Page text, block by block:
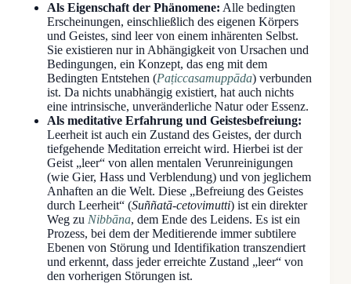
Als Eigenschaft der Phänomene: Alle bedingten
Erscheinungen, einschließlich des eigenen Körpers
und Geistes, sind leer von einem inhärenten Selbst.
Sie existieren nur in Abhängigkeit von Ursachen und
Bedingungen, ein Konzept, das eng mit dem
Bedingten Entstehen (Paṭiccasamuppāda) verbunden
ist. Da nichts unabhängig existiert, hat auch nichts
eine intrinsische, unveränderliche Natur oder Essenz.
Als meditative Erfahrung und Geistesbefreiung:
Leerheit ist auch ein Zustand des Geistes, der durch
tiefgehende Meditation erreicht wird. Hierbei ist der
Geist „leer“ von allen mentalen Verunreinigungen
(wie Gier, Hass und Verblendung) und von jeglichem
Anhaften an die Welt. Diese „Befreiung des Geistes
durch Leerheit“ (Suññatā-cetovimutti) ist ein direkter
Weg zu Nibbāna, dem Ende des Leidens. Es ist ein
Prozess, bei dem der Meditierende immer subtilere
Ebenen von Störung und Identifikation transzendiert
und erkennt, dass jeder erreichte Zustand „leer“ von
den vorherigen Störungen ist.